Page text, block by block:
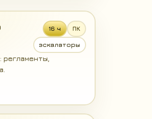
16 ч ПК
эскалаторы